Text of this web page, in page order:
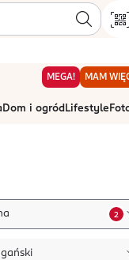
MEGA! MAM
Dom i ogród Lifestyle
2